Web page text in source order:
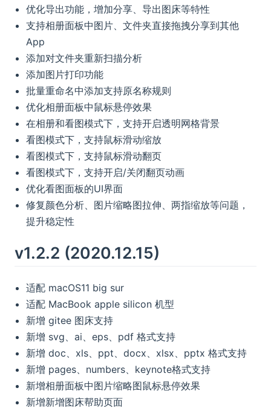
优化导出功能，增加分享、导出图床等特性
支持相册面板中图片、文件夹直接拖拽分享到其他
App
添加对文件夹重新扫描分析
添加图片打印功能
批量重命名中添加支持原名称规则
优化相册面板中鼠标悬停效果
在相册和看图模式下，支持开启透明网格背景
看图模式下，支持鼠标滑动缩放
看图模式下，支持鼠标滑动翻页
看图模式下，支持开启/关闭翻页动画
优化看图面板的UI界面
修复颜色分析、图片缩略图拉伸、两指缩放等问题，
提升稳定性
v1.2.2 (2020.12.15)
适配 macOS11 big sur
适配 MacBook apple silicon 机型
新增 gitee 图床支持
新增 svg、ai、eps、pdf 格式支持
新增 doc、xls、ppt、docx、xlsx、pptx 格式支持
新增 pages、numbers、keynote格式支持
新增相册面板中图片缩略图鼠标悬停效果
新增新增图床帮助页面